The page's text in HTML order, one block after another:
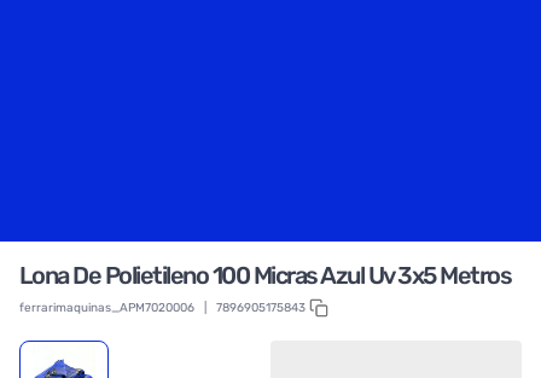
Lona De Polietileno 100 Micras Azul Uv 3x5 Metros
ferrarimaquinas_APM7020006 7896905175843